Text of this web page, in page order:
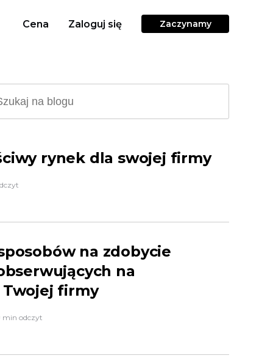
Cena Zaloguj się Zaczynamy
rynek dla swojej firmy
na zdobycie
na
firmy
min odczyt